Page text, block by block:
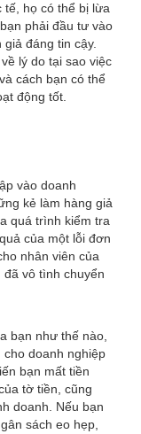
tế, họ có thể bị lừa
phải đầu tư vào
đáng tin cậy.
lý do tại sao việc
cách bạn có thể
động tốt.
vào doanh
kẻ làm hàng giả
quá trình kiểm tra
của một lỗi đơn
nhân viên của
vô tình chuyển
bạn như thế nào,
doanh nghiệp
bạn mất tiền
tờ tiền, cũng
doanh. Nếu bạn
sách eo hẹp,